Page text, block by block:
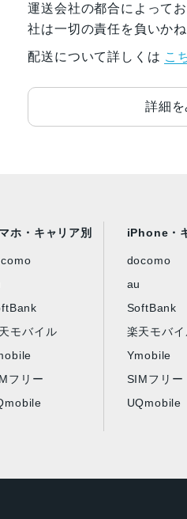
運送会社の都合によって
社は一切の責任を負いかね
配送について詳しくは こ
詳細を
ホ・キャリア別
モバイル
フリー
iPhone・
docomo
au
SoftBank
楽天モバイ
Ymobile
SIMフリー
UQmobile